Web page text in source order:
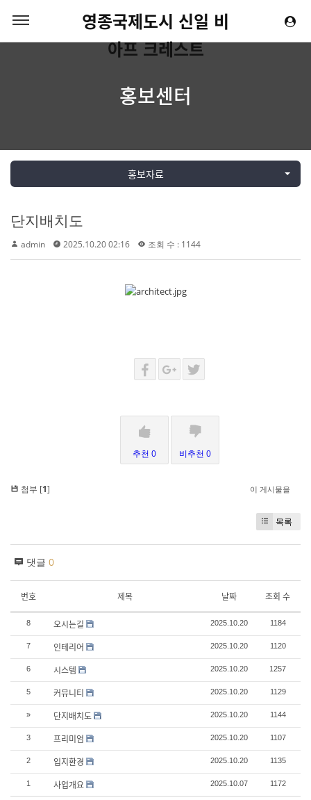
영종국제도시 신일 비
아프 크레스트
홍보센터
홍보자료
단지배치도
admin 2025.10.20 02:16 조회 수 : 1144
추천 0 비추천 0
첨부 [1] 이 게시물을
목록
댓글 0
번호 제목 날짜 조회 수
8 오시는길 2025.10.20 1184
7 인테리어 2025.10.20 1120
6 시스템 2025.10.20 1257
5 커뮤니티 2025.10.20 1129
» 단지배치도 2025.10.20 1144
3 프리미엄 2025.10.20 1107
2 입지환경 2025.10.20 1135
1 사업개요 2025.10.07 1172